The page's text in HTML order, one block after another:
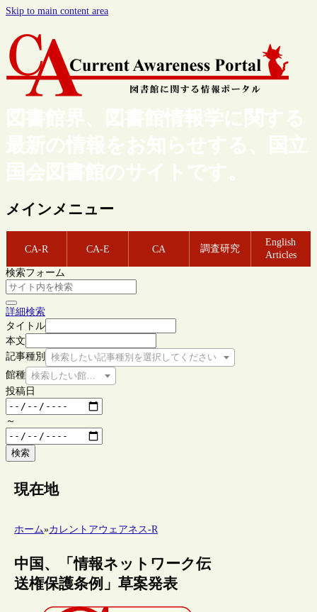
Skip to main content area
図書館界、図書館情報学に関する
最新の情報をお知らせする、国立
国会図書館のサイトです。
メインメニュー
CA-R CA-E CA 調査研究
English
Articles
検索フォーム
詳細検索
タイトル
本文
記事種別
検索したい記事種別を選択してください
館種 検索したい館種を選択してください
投稿日
～
検索
現在地
ホーム»カレントアウェアネス-R
中国、「情報ネットワーク伝
送権保護条例」草案発表